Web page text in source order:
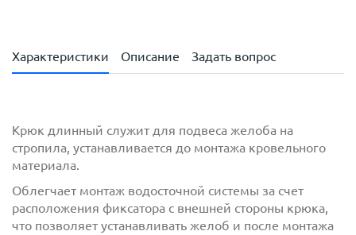
Характеристики Описание Задать вопрос
Крюк длинный служит для подвеса желоба на
стропила, устанавливается до монтажа кровельного
материала.
Облегчает монтаж водосточной системы за счет
расположения фиксатора с внешней стороны крюка,
что позволяет устанавливать желоб и после монтажа